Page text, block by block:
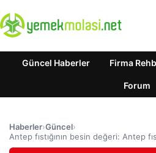
Güncel Haberler Firma
Forum
Haberler›Güncel›
Antep fıstığının besin değeri: Antep